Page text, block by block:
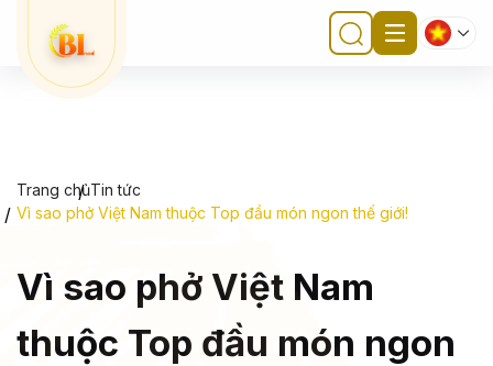
Trang chủTin tức
Vì sao phở Việt Nam thuộc Top đầu món ngon thế giới!
Vì sao phở Việt Nam
thuộc Top đầu món ngon